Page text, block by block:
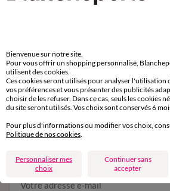
Retours gratuits
par chat et par téléphone
de 8h00 à 20h00 du lundi au
11€ Offerts
en vous inscrivant à la
conditions dans votre email de
Bienvenue sur notre site.
Pour vous offrir un shopping personnalisé,
utilisent des cookies.
Ces cookies seront utilisés pour analyser l'utilisation
vos préférences et vous présenter des publicités
choisir de les refuser. Dans ce cas, seuls les cookies
du site seront utilisés. Vos choix sont conservés 6
Pour plus d'informations ou modifier vos choix,
Politique de nos cookies
Personnaliser mes
choix
Continuer sans
accepter